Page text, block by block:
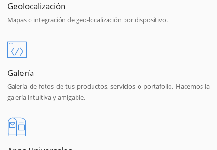
Geolocalización
Mapas o integración de geo-localización por dispositivo.
Galería
Galería de fotos de tus productos, servicios o portafolio. Hacemos la
galería intuitiva y amigable.